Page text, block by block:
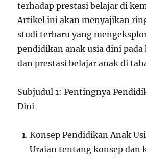
terhadap prestasi belajar di
Artikel ini akan menyajikan
studi terbaru yang
pendidikan anak usia dini
dan prestasi belajar anak di
Subjudul 1: Pentingnya
Dini
Konsep Pendidikan Anak
Uraian tentang konsep dan